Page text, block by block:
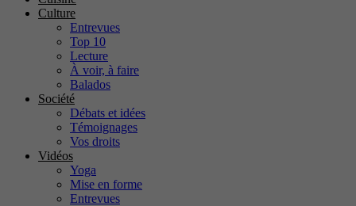
Culture
Entrevues
Top 10
Lecture
À voir, à faire
Balados
Société
Débats et idées
Témoignages
Vos droits
Vidéos
Yoga
Mise en forme
Entrevues